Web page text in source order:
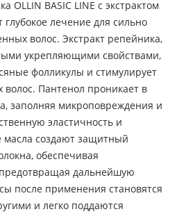
OLLIN BASIC LINE с экстрактом
лечение для сильно
волос. Экстракт репейника,
укрепляющими свойствами,
фолликулы и стимулирует
волос. Пантенол проникает в
заполняя микроповреждения и
эластичность и
масла создают защитный
обеспечивая
дальнейшую
после применения становятся
и легко поддаются